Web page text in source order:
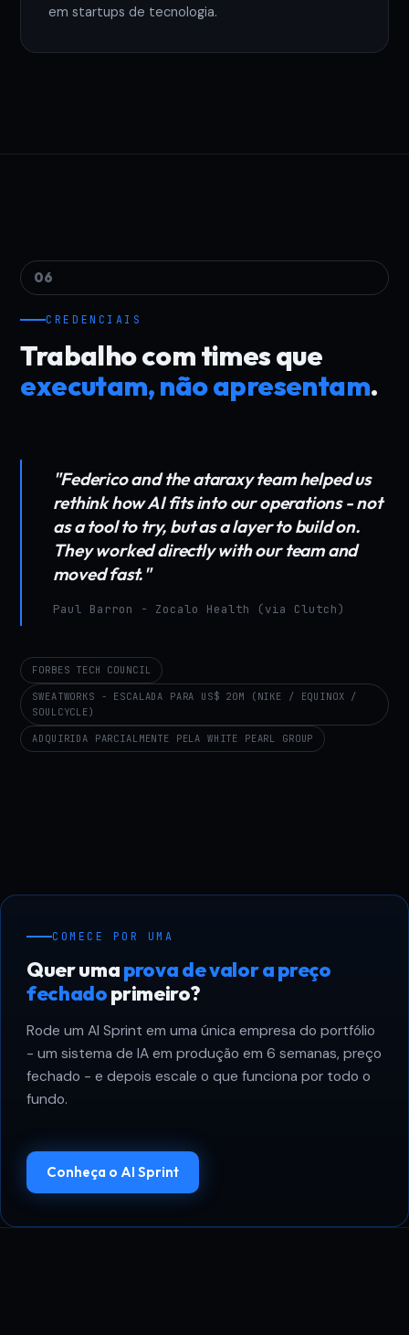
em startups de tecnologia.
06
CREDENCIAIS
Trabalho com times que
executam, não apresentam.
"Federico and the ataraxy team helped us
rethink how AI fits into our operations - not
as a tool to try, but as a layer to build on.
They worked directly with our team and
moved fast."
Paul Barron - Zocalo Health (via Clutch)
FORBES TECH COUNCIL
SWEATWORKS - ESCALADA PARA US$ 20M (NIKE / EQUINOX /
SOULCYCLE)
ADQUIRIDA PARCIALMENTE PELA WHITE PEARL GROUP
COMECE POR UMA
Quer umaprova de valor a preço
fechadoprimeiro?
Rode um AI Sprint em uma única empresa do portfólio
- um sistema de IA em produção em 6 semanas, preço
fechado - e depois escale o que funciona por todo o
fundo.
Conheça o AI Sprint